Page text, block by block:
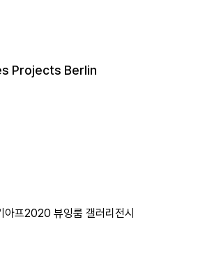
Projects Berlin
아프2020 뷰잉룸 갤러리전시